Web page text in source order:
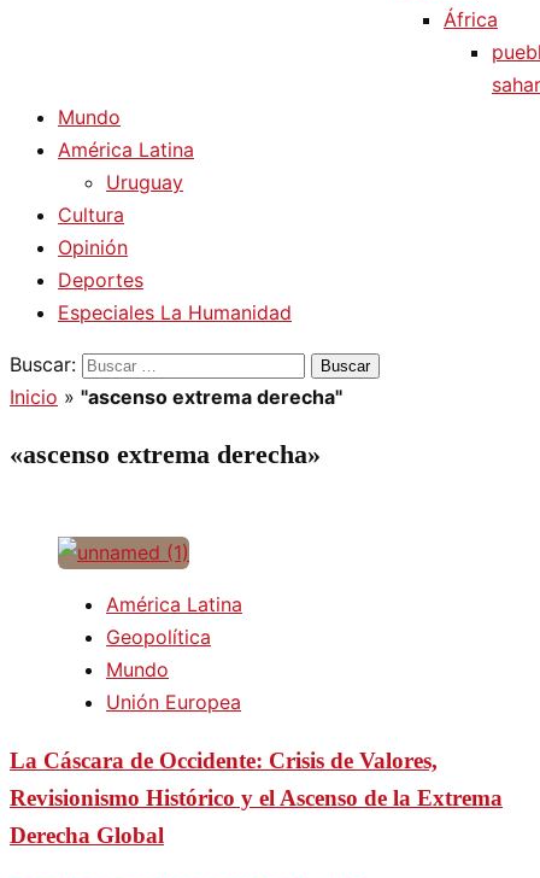
África
Mundo
América Latina
Uruguay
Cultura
Opinión
Deportes
Especiales La Humanidad
Buscar:
Inicio » "ascenso extrema derecha"
«ascenso extrema derecha»
América Latina
Geopolítica
Mundo
Unión Europea
La Cáscara de Occidente: Crisis de Valores,
Revisionismo Histórico y el Ascenso de la Extrema
Derecha Global